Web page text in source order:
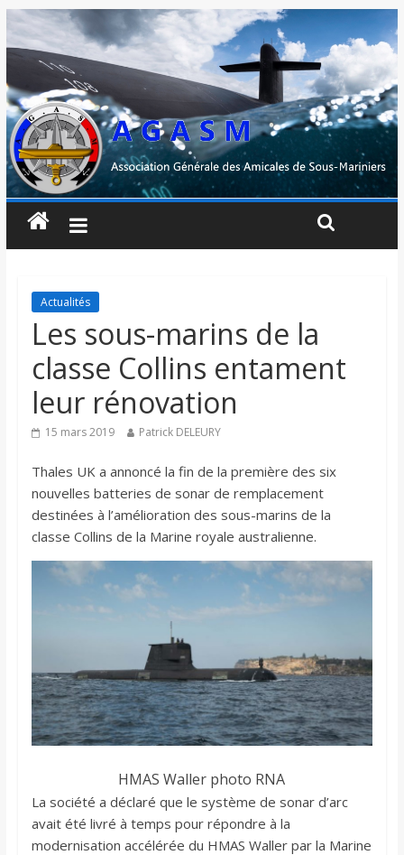
Actualités
Les sous-marins de la
classe Collins entament
leur rénovation
15 mars 2019 Patrick DELEURY
Thales UK a annoncé la fin de la première des six
nouvelles batteries de sonar de remplacement
destinées à l’amélioration des sous-marins de la
classe Collins de la Marine royale australienne.
HMAS Waller photo RNA
La société a déclaré que le système de sonar d’arc
avait été livré à temps pour répondre à la
modernisation accélérée du HMAS Waller par la Marine